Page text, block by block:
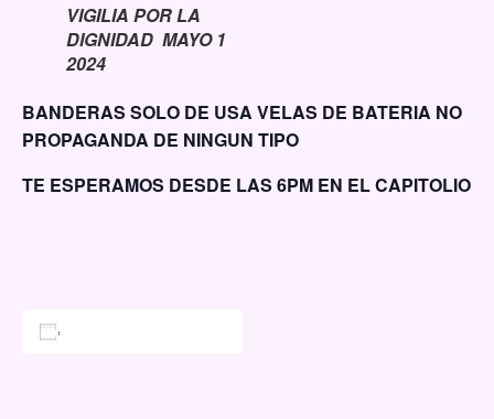
VIGILIA POR LA
DIGNIDAD MAYO 1
2024
BANDERAS SOLO DE USA VELAS DE BATERIA NO
PROPAGANDA DE NINGUN TIPO
TE ESPERAMOS DESDE LAS 6PM EN EL CAPITOLIO